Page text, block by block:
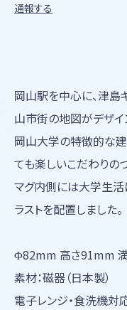
通報する
岡山駅を中心に、津島
山市街の地図がデザイ
岡山大学の特徴的な建
ても楽しいこだわりの
マグ内側には大学生活
ラストを配置しました。
Φ82mm 高さ91mm
素材：磁器（日本製）
電子レンジ・食洗機対